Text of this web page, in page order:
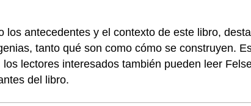
antecedentes y el contexto de este libro,
tanto qué son como cómo se construyen.
lectores interesados también pueden leer
del libro.